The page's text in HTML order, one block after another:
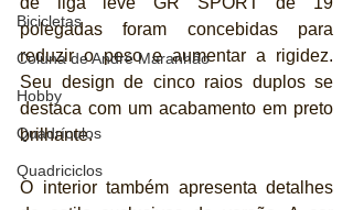
Bicicletas
Coluna de André Maranhão
Hobby
Quadrículos
Quadriciclos
polegadas foram concebidas para
reduzir o peso e aumentar a rigidez.
Seu design de cinco raios duplos se
destaca com um acabamento em preto
brilhante.
O interior também apresenta detalhes